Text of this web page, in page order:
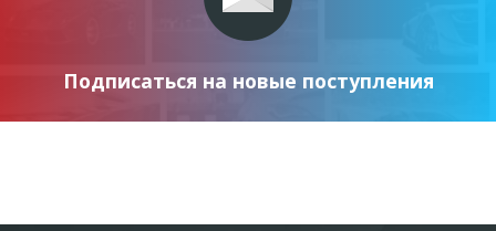
Подписаться на новые поступления